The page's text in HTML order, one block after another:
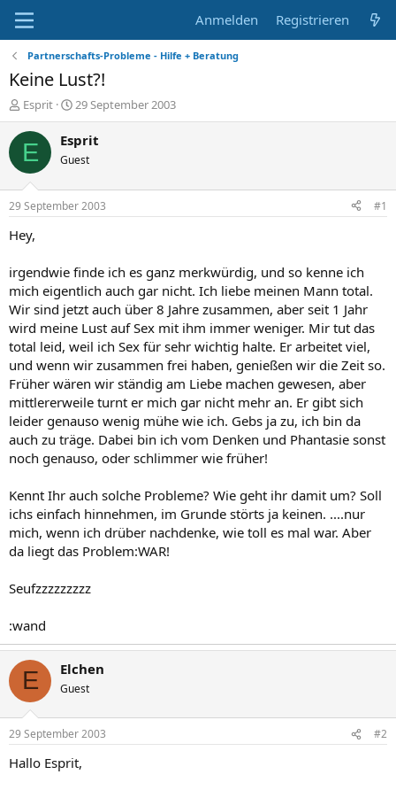
Anmelden Registrieren
Partnerschafts-Probleme - Hilfe + Beratung
Keine Lust?!
E
r
s
e
r
Esprit
E
r
s
t
e
t
29 September 2003
E Esprit
Guest
29 September 2003 #1
Hey,
irgendwie finde ich es ganz merkwürdig, und so kenne ich
mich eigentlich auch gar nicht. Ich liebe meinen Mann total.
Wir sind jetzt auch über 8 Jahre zusammen, aber seit 1 Jahr
wird meine Lust auf Sex mit ihm immer weniger. Mir tut das
total leid, weil ich Sex für sehr wichtig halte. Er arbeitet viel,
und wenn wir zusammen frei haben, genießen wir die Zeit so.
Früher wären wir ständig am Liebe machen gewesen, aber
mittlererweile turnt er mich gar nicht mehr an. Er gibt sich
leider genauso wenig mühe wie ich. Gebs ja zu, ich bin da
auch zu träge. Dabei bin ich vom Denken und Phantasie sonst
noch genauso, oder schlimmer wie früher!
Kennt Ihr auch solche Probleme? Wie geht ihr damit um? Soll
ichs einfach hinnehmen, im Grunde störts ja keinen. ....nur
mich, wenn ich drüber nachdenke, wie toll es mal war. Aber
da liegt das Problem:WAR!
Seufzzzzzzzzz
:wand
E Elchen
Guest
29 September 2003 #2
Hallo Esprit,